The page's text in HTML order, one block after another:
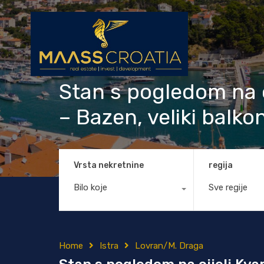
Stan s pogledom na
– Bazen, veliki
Vrsta nekretnine
Bilo koje
regija
Sve regije
Home Istra Lovran/M. Draga